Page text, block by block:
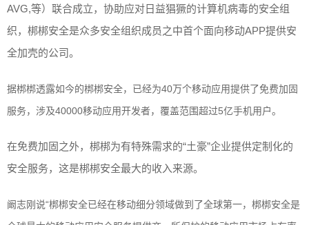
AVG,等）联合成立，协助应对日益猖獗的计算机病毒的安全组
织，梆梆安全是众多安全组织成员之中首个面向移动APP提供安
全加壳的公司。
据梆梆透露如今的梆梆安全，已经为40万个移动应用提供了免费加固
服务，涉及40000移动应用开发者，覆盖范围超过5亿手机用户。
在免费加固之外，梆梆为有特殊需求的“土豪”企业提供定制化的
安全服务，这是梆梆安全最大的收入来源。
阚志刚说“梆梆安全已经在移动细分领域做到了全球第一，梆梆安全是